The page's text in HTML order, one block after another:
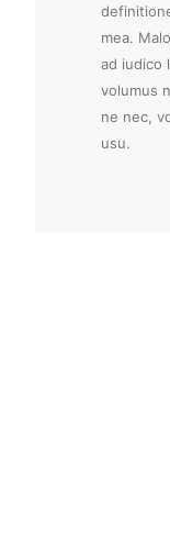
mea.
ad iudico
volumus
ne nec,
usu.